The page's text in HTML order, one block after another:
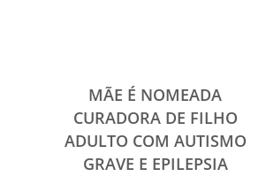
MÃE É NOMEADA
CURADORA DE FILHO
ADULTO COM AUTISMO
GRAVE E EPILEPSIA